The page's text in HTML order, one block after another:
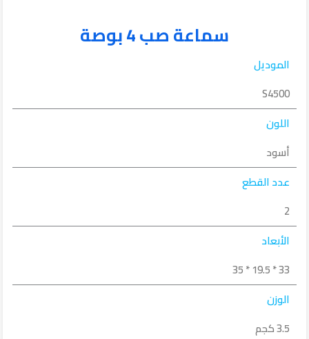
سماعة صب 4 بوصة
الموديل
S4500
اللون
أسود
عدد القطع
2
الأبعاد
33 * 19.5 * 35
الوزن
3.5 كجم